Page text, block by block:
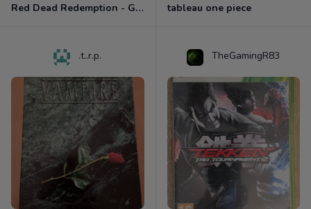
Red Dead Redemption - Game Of The Year Xbox 360 tableau one piece
.t..r.p. TheGamingR83